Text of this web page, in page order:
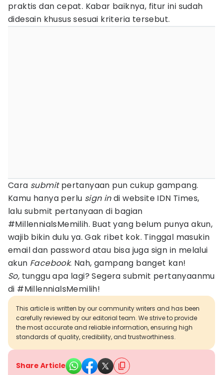
praktis dan cepat. Kabar baiknya, fitur ini sudah
didesain khusus sesuai kriteria tersebut.
Cara submitpertanyaan pun cukup gampang.
Kamu hanya perlu sign indi website IDN Times,
lalu submit pertanyaan di bagian
#MillennialsMemilih. Buat yang belum punya akun,
wajib bikin dulu ya. Gak ribet kok. Tinggal masukin
email dan password atau bisa juga sign in melalui
akun Facebook. Nah, gampang banget kan!
So, tunggu apa lagi? Segera submit pertanyaanmu
di #MillennialsMemilih!
This article is written by our community writers and has been
carefully reviewed by our editorial team. We strive to provide
the most accurate and reliable information, ensuring high
standards of quality, credibility, and trustworthiness.
Share Article